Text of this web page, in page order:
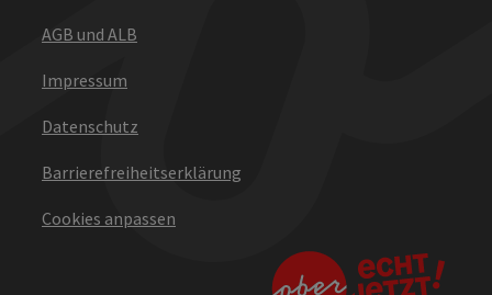
AGB und ALB
Impressum
Datenschutz
Barrierefreiheitserklärung
Cookies anpassen